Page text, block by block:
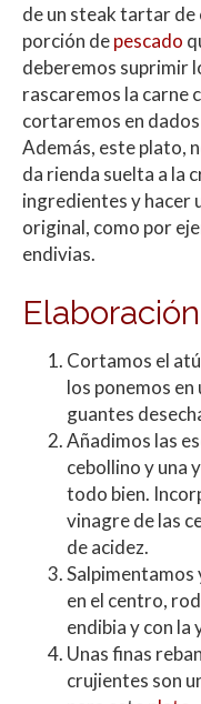
de un steak tartar de
porción depescado
deberemos suprimir
rascaremos la carne
cortaremos en
Además, este plato,
da rienda suelta a la
ingredientes y hacer
original, como por
endivias.
Cortamos el
los ponemos
guantes
Añadimos las
cebollino y una
todo bien.
vinagre de las
de acidez.
en el centro,
endibia y con la
Unas finas
crujientes son